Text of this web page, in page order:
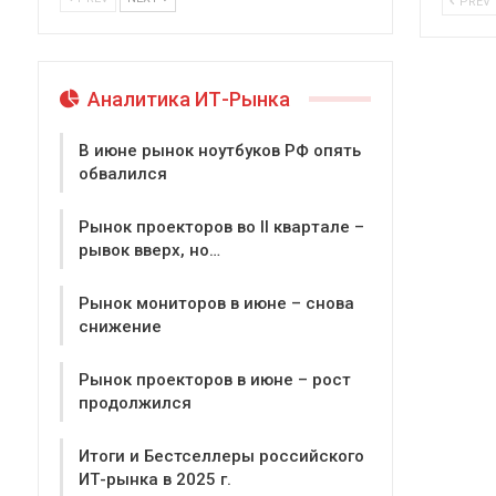
Аналитика ИТ-Рынка
В июне рынок ноутбуков РФ опять
обвалился
Рынок проекторов во II квартале –
рывок вверх, но…
Рынок мониторов в июне – снова
снижение
Рынок проекторов в июне – рост
продолжился
Итоги и Бестселлеры российского
ИТ-рынка в 2025 г.